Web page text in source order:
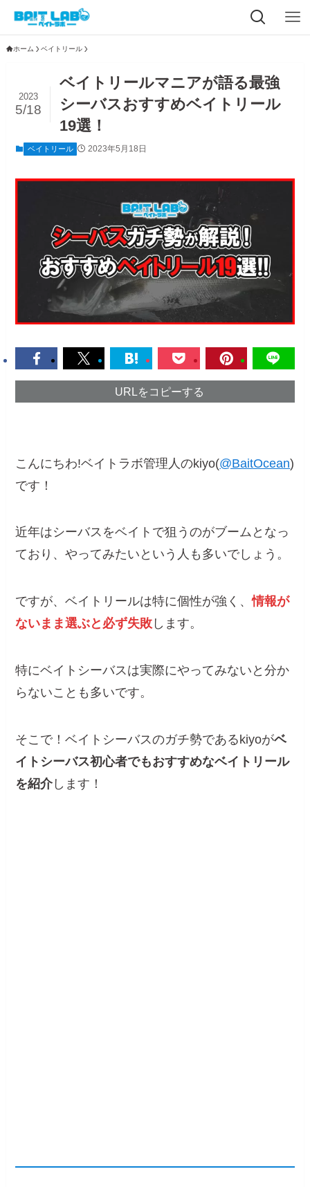
ホーム ベイトリール
ベイトリールマニアが語る最強
シーバスおすすめベイトリール
19選！
2023
5/18
ベイトリール 2023年5月18日
URLをコピーする
こんにちわ!ベイトラボ管理人のkiyo(@BaitOcean)
です！
近年はシーバスをベイトで狙うのがブームとなっ
ており、やってみたいという人も多いでしょう。
ですが、ベイトリールは特に個性が強く、情報が
ないまま選ぶと必ず失敗 します。
特にベイトシーバスは実際にやってみないと分か
らないことも多いです。
そこで！ベイトシーバスのガチ勢であるkiyoがベ
イトシーバス初心者でもおすすめなベイトリール
を紹介します！